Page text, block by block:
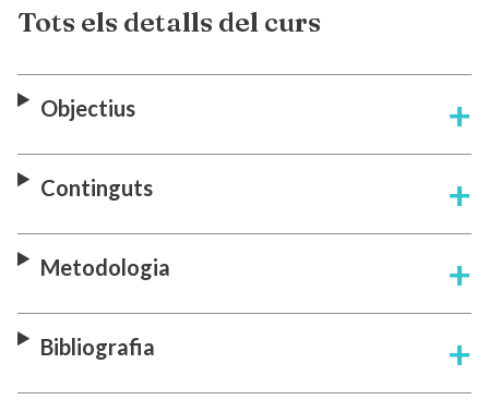
Tots els detalls del curs
Objectius
Continguts
Metodologia
Bibliografia